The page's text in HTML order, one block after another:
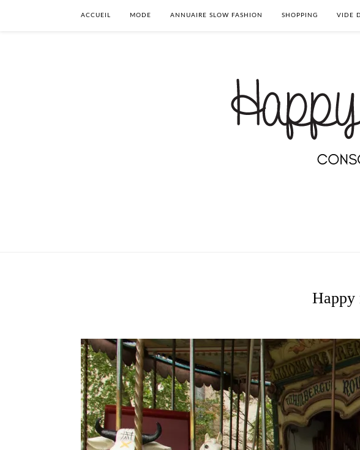
ACCUEIL MODE ANNUAIRE SLOW FASHION SHOPPING VIDE
Happy